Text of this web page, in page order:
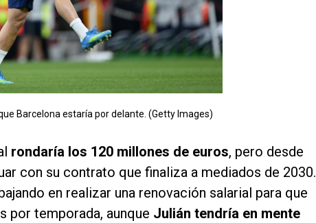
Barcelona estaría por delante. (Getty Images)
rondaría los 120 millones de euros, pero desde
con su contrato que finaliza a mediados de 2030.
en realizar una renovación salarial para que
por temporada, aunque Julián tendría en mente